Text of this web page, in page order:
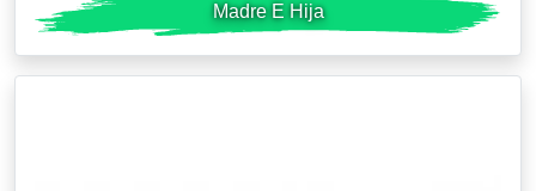
Madre E Hija